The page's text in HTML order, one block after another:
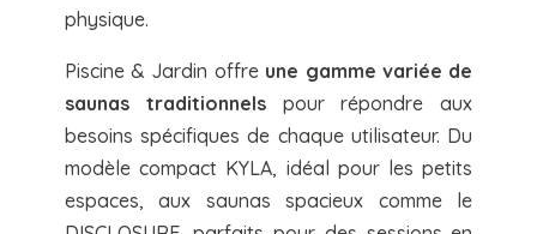
physique.
Piscine & Jardin offre une gamme variée de
saunas traditionnelspour répondre aux
besoins spécifiques de chaque utilisateur. Du
modèle compact KYLA, idéal pour les petits
espaces, aux saunas spacieux comme le